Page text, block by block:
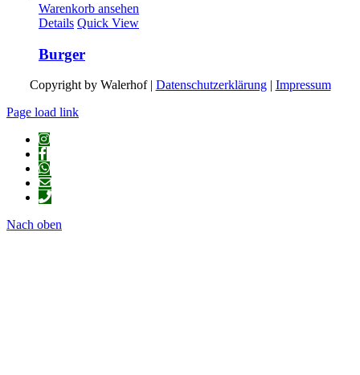
Warenkorb ansehen
Details Quick View
Burger
Copyright by Walerhof | Datenschutzerklärung| Impressum
Page load link
Nach oben